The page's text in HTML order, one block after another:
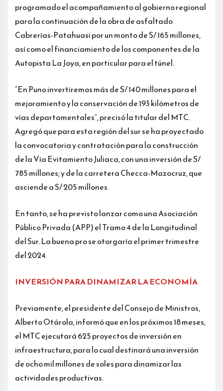
programado el acompañamiento al gobierno regional
para la continuación de la obra de asfaltado
Cabrerías-Patahuasi por un monto de S/ 165 millones,
así como el financiamiento de los componentes de la
Autopista La Joya, en particular para el túnel.
“En Puno invertiremos más de S/ 140 millones para el
mejoramiento y la conservación de 193 kilómetros de
vías departamentales”, precisó la titular del MTC.
Agregó que para esta región del sur se ha proyectado
la convocatoria y contratación para la construcción
de la Vía Evitamiento Juliaca, con una inversión de S/
785 millones; y de la carretera Checca-Mazocruz, que
asciende a S/ 205 millones.
En tanto, se ha previsto lanzar como una Asociación
Público Privada (APP) el Tramo 4 de la Longitudinal
del Sur. La buena pro se otorgaría el primer trimestre
del 2024.
INVERSIÓN PARA DINAMIZAR LA ECONOMÍA
Previamente, el presidente del Consejo de Ministros,
Alberto Otárola, informó que en los próximos 18 meses,
el MTC ejecutará 625 proyectos de inversión en
infraestructura, para lo cual destinará una inversión
de ocho mil millones de soles para dinamizar las
actividades productivas.